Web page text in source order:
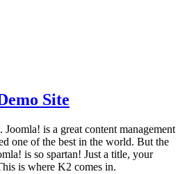
Site
Joomla! is a great content management
one of the best in the world. But the
is so spartan! Just a title, your
is where K2 comes in.